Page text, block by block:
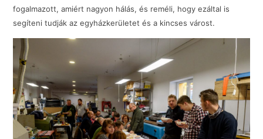
fogalmazott, amiért nagyon hálás, és reméli, hogy ezáltal is
segíteni tudják az egyházkerületet és a kincses várost.